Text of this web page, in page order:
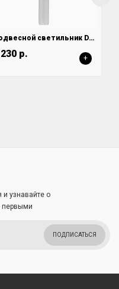
Подвесной светильник DeMarkt Кьянти 720011901
р. +
узнавайте о
первыми
ПОДПИСАТЬСЯ